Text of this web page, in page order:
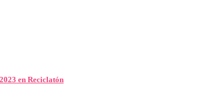
en Reciclatón